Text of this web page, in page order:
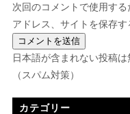
次回のコメントで使用す
アドレス、サイトを保存す
日本語が含まれない投稿は
（スパム対策）
カテゴリー